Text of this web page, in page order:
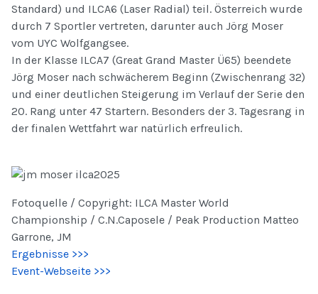
Standard) und ILCA6 (Laser Radial) teil. Österreich wurde
durch 7 Sportler vertreten, darunter auch Jörg Moser
vom UYC Wolfgangsee.
In der Klasse ILCA7 (Great Grand Master Ü65) beendete
Jörg Moser nach schwächerem Beginn (Zwischenrang 32)
und einer deutlichen Steigerung im Verlauf der Serie den
20. Rang unter 47 Startern. Besonders der 3. Tagesrang in
der finalen Wettfahrt war natürlich erfreulich.
Fotoquelle / Copyright: ILCA Master World
Championship / C.N.Caposele / Peak Production Matteo
Garrone, JM
Ergebnisse >>>
Event-Webseite >>>